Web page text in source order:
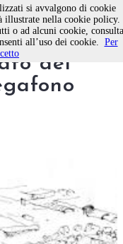
del
del
si avvalgono di cookie
illustrate nella cookie policy.
o ad alcuni cookie, consulta
all’uso dei cookie. Per